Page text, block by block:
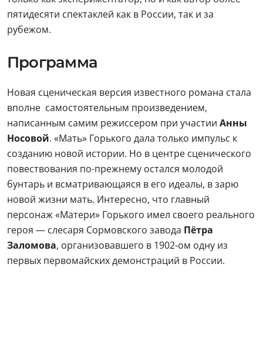
пятидесяти спектаклей как в России, так и за
рубежом.
Программа
Новая сценическая версия известного романа стала
вполне самостоятельным произведением,
написанным самим режиссером при участии Анны
Носовой. «Мать» Горького дала только импульс к
созданию новой истории. Но в центре сценического
повествования по-прежнему остался молодой
бунтарь и всматривающаяся в его идеалы, в зарю
новой жизни мать. Интересно, что главный
персонаж «Матери» Горького имел своего реального
героя — слесаря Сормовского завода Пётра
Заломова, организовавшего в 1902-ом одну из
первых первомайских демонстраций в России.